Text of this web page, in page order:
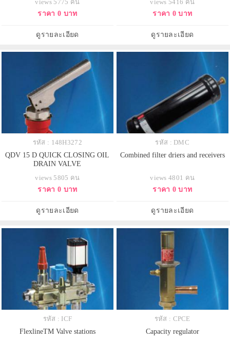
views 5775 คน
ราคา 0 บาท
ดูรายละเอียด
views 5416 คน
ราคา 0 บาท
ดูรายละเอียด
รหัส : 148H3272
QDV 15 D QUICK CLOSING OIL
DRAIN VALVE
views 5805 คน
ราคา 0 บาท
ดูรายละเอียด
รหัส : DMC
Combined filter driers and receivers
views 4801 คน
ราคา 0 บาท
ดูรายละเอียด
รหัส : ICF
FlexlineTM Valve stations
รหัส : CPCE
Capacity regulator